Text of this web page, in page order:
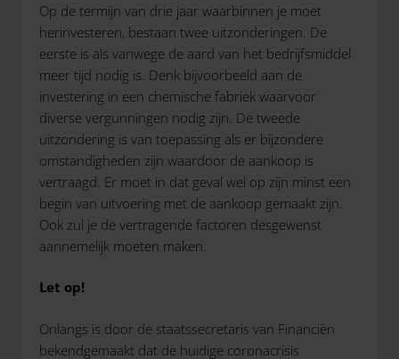
Op de termijn van drie jaar waarbinnen je moet
herinvesteren, bestaan twee uitzonderingen. De
eerste is als vanwege de aard van het bedrijfsmiddel
meer tijd nodig is. Denk bijvoorbeeld aan de
investering in een chemische fabriek waarvoor
diverse vergunningen nodig zijn. De tweede
uitzondering is van toepassing als er bijzondere
omstandigheden zijn waardoor de aankoop is
vertraagd. Er moet in dat geval wel op zijn minst een
begin van uitvoering met de aankoop gemaakt zijn.
Ook zul je de vertragende factoren desgewenst
aannemelijk moeten maken.
Let op!
Onlangs is door de staatssecretaris van Financiën
bekendgemaakt dat de huidige coronacrisis